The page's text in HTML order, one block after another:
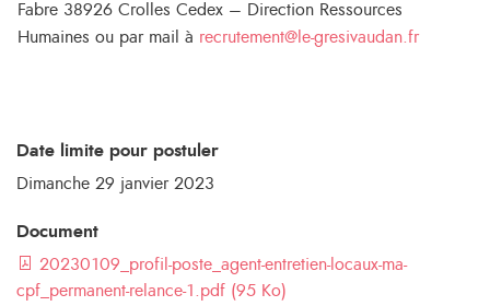
Fabre 38926 Crolles Cedex – Direction Ressources
Humaines ou par mail à recrutement@le-gresivaudan.fr
Date limite pour postuler
Dimanche 29 janvier 2023
Document
20230109_profil-poste_agent-entretien-locaux-ma-
cpf_permanent-relance-1.pdf (95 Ko)